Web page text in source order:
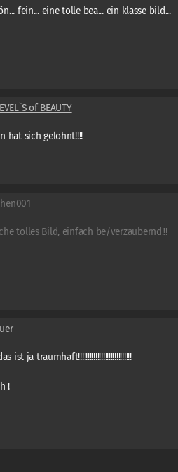
fein... eine tolle bea... ein klasse bild...
of BEAUTY
hat sich gelohnt!!!!
tolles Bild, einfach be/verzaubernd!!!
ist ja traumhaft!!!!!!!!!!!!!!!!!!!!!!!!!!!!
!